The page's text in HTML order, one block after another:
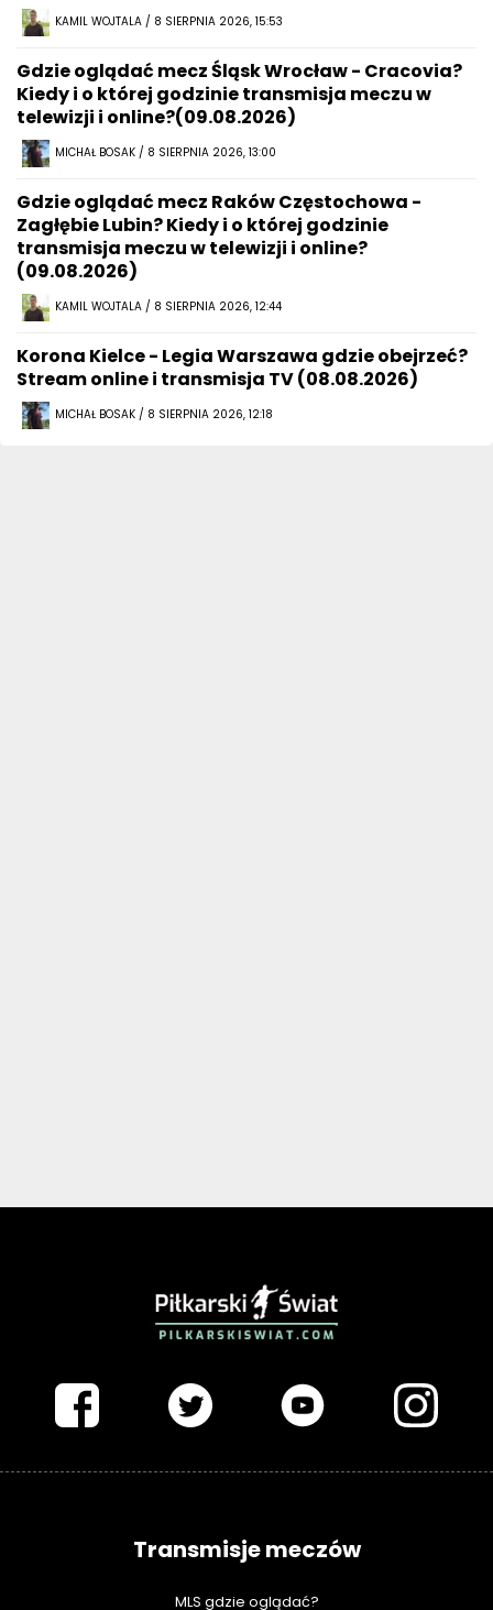
KAMIL WOJTALA / 8 SIERPNIA 2026, 15:53
Gdzie oglądać mecz Śląsk Wrocław - Cracovia?
Kiedy i o której godzinie transmisja meczu w
telewizji i online?(09.08.2026)
MICHAŁ BOSAK / 8 SIERPNIA 2026, 13:00
Gdzie oglądać mecz Raków Częstochowa -
Zagłębie Lubin? Kiedy i o której godzinie
transmisja meczu w telewizji i online?
(09.08.2026)
KAMIL WOJTALA / 8 SIERPNIA 2026, 12:44
Korona Kielce - Legia Warszawa gdzie obejrzeć?
Stream online i transmisja TV (08.08.2026)
MICHAŁ BOSAK / 8 SIERPNIA 2026, 12:18
Transmisje meczów
MLS gdzie oglądać?